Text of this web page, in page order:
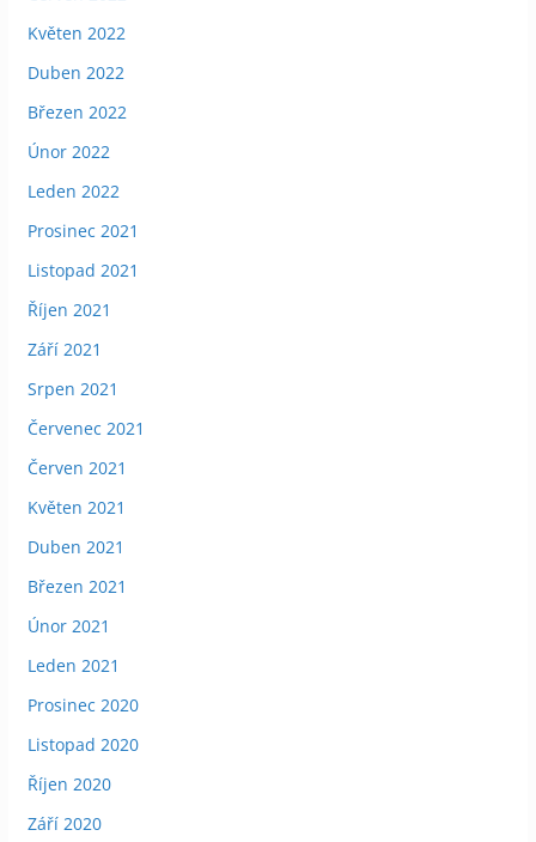
Květen 2022
Duben 2022
Březen 2022
Únor 2022
Leden 2022
Prosinec 2021
Listopad 2021
Říjen 2021
Září 2021
Srpen 2021
Červenec 2021
Červen 2021
Květen 2021
Duben 2021
Březen 2021
Únor 2021
Leden 2021
Prosinec 2020
Listopad 2020
Říjen 2020
Září 2020